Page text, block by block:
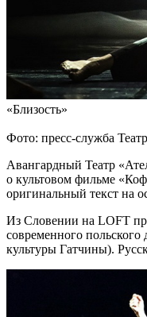
«Близость»
Фото: пресс-служба
Авангардный Театр
о культовом фильме
оригинальный текст на
Из Словении на LOFT
современного
культуры Гатчины).